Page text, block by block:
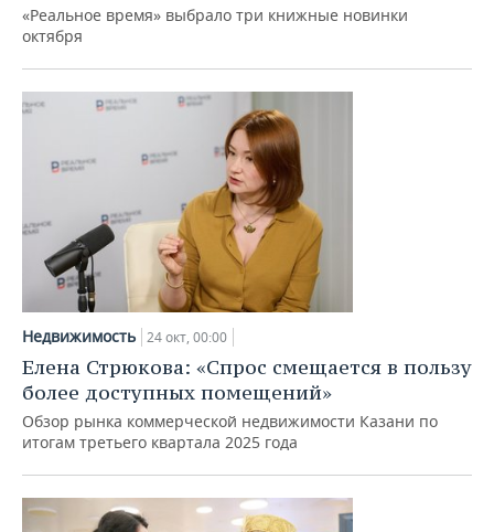
«Реальное время» выбрало три книжные новинки
октября
Недвижимость 24 окт, 00:00
Елена Стрюкова: «Спрос смещается в пользу
более доступных помещений»
Обзор рынка коммерческой недвижимости Казани по
итогам третьего квартала 2025 года